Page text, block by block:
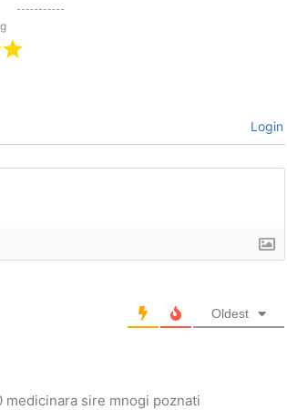
Login
Oldest
medicinara sire mnogi poznati